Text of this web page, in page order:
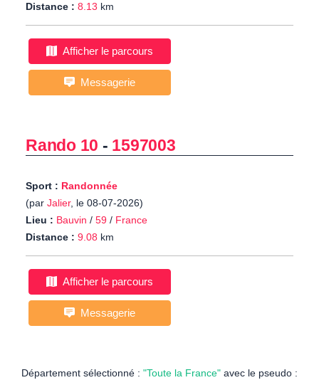
Distance : 8.13 km
Afficher le parcours
Messagerie
Rando 10 - 1597003
Sport : Randonnée
(par Jalier, le 08-07-2026)
Lieu : Bauvin / 59 / France
Distance : 9.08 km
Afficher le parcours
Messagerie
Département sélectionné : "Toute la France" avec le pseudo :